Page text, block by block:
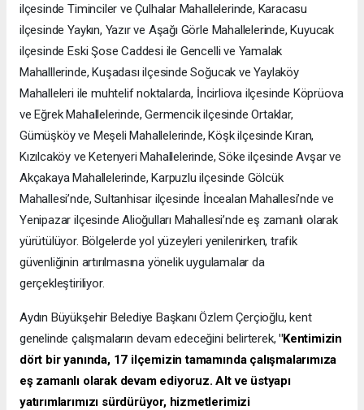
ilçesinde Timinciler ve Çulhalar Mahallelerinde, Karacasu
ilçesinde Yaykın, Yazır ve Aşağı Görle Mahallelerinde, Kuyucak
ilçesinde Eski Şose Caddesi ile Gencelli ve Yamalak
Mahalllerinde, Kuşadası ilçesinde Soğucak ve Yaylaköy
Mahalleleri ile muhtelif noktalarda, İncirliova ilçesinde Köprüova
ve Eğrek Mahallelerinde, Germencik ilçesinde Ortaklar,
Gümüşköy ve Meşeli Mahallelerinde, Köşk ilçesinde Kıran,
Kızılcaköy ve Ketenyeri Mahallelerinde, Söke ilçesinde Avşar ve
Akçakaya Mahallelerinde, Karpuzlu ilçesinde Gölcük
Mahallesi’nde, Sultanhisar ilçesinde İncealan Mahallesi’nde ve
Yenipazar ilçesinde Alioğulları Mahallesi’nde eş zamanlı olarak
yürütülüyor. Bölgelerde yol yüzeyleri yenilenirken, trafik
güvenliğinin artırılmasına yönelik uygulamalar da
gerçekleştiriliyor.
Aydın Büyükşehir Belediye Başkanı Özlem Çerçioğlu, kent
genelinde çalışmaların devam edeceğini belirterek,"Kentimizin
dört bir yanında, 17 ilçemizin tamamında çalışmalarımıza
eş zamanlı olarak devam ediyoruz. Alt ve üstyapı
yatırımlarımızı sürdürüyor, hizmetlerimizi